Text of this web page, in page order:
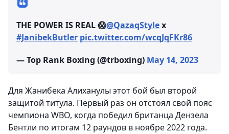
THE POWER IS REAL 😱@QazaqStylex
#JanibekButler pic.twitter.com/wcqJqFKr86
— Top Rank Boxing (@trboxing) May 14, 2023
Для Жанибека Алиханулы этот бой был второй
защитой титула. Первый раз он отстоял свой пояс
чемпиона WBO, когда победил британца Дензела
Бентли по итогам 12 раундов в ноябре 2022 года.